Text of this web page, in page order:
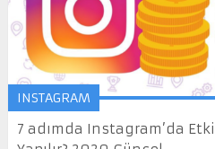
INSTAGRAM
7 adımda Instagram’da